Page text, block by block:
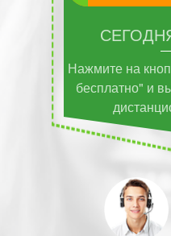
Нажмите на
бесплатно" и